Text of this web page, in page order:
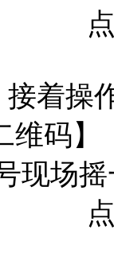
着操
维码